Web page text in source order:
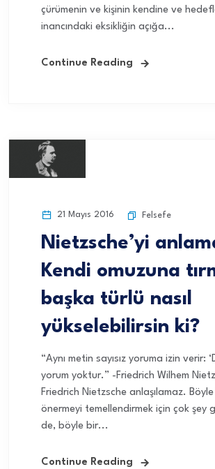
çürümenin ve kişinin kendine ve
inancındaki eksikliğin açığa...
Continue Reading
21 Mayıs 2016 Felsefe
Nietzsche’yi
Kendi omuzuna
başka türlü nasıl
yükselebilirsin ki?
“Aynı metin sayısız yoruma izin verir:
yorum yoktur.” -Friedrich Wilhem
Friedrich Nietzsche anlaşılamaz.
önermeyi temellendirmek için çok şey
de, böyle bir...
Continue Reading